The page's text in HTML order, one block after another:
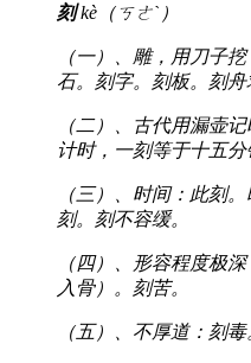
刻kè（ㄎㄜˋ）
（一）、雕，用刀子
石。刻字。刻板。刻舟
（二）、古代用漏壶
计时，一刻等于十五分
（三）、时间：此刻
刻。刻不容缓。
（四）、形容程度极
入骨）。刻苦。
（五）、不厚道：刻